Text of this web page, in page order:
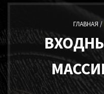
ГЛАВНАЯ /